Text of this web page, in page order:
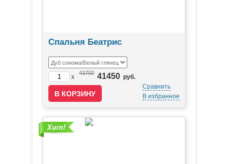
Спальня Беатрис
x
43700 41450 руб.
Сравнить
В избранное